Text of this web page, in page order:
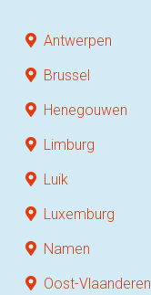
Antwerpen
Brussel
Henegouwen
Limburg
Luik
Luxemburg
Namen
Oost-Vlaanderen